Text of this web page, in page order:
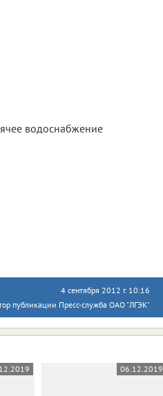
водоснабжение
4 сентября 2012 г. 10:16
публикации Пресс-служба ОАО "ЛГЭК"
06.12.2019